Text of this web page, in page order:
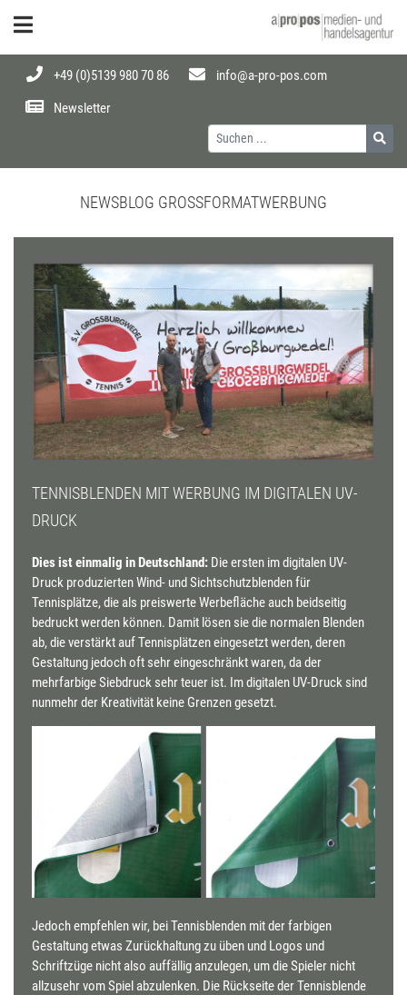
+49 (0)5139 980 70 86
info@a-pro-pos.com
Newsletter
NEWSBLOG GROSSFORMATWERBUNG
TENNISBLENDEN MIT WERBUNG IM DIGITALEN UV-
DRUCK
Dies ist einmalig in Deutschland: Die ersten im digitalen UV-
Druck produzierten Wind- und Sichtschutzblenden für
Tennisplätze, die als preiswerte Werbefläche auch beidseitig
bedruckt werden können. Damit lösen sie die normalen Blenden
ab, die verstärkt auf Tennisplätzen eingesetzt werden, deren
Gestaltung jedoch oft sehr eingeschränkt waren, da der
mehrfarbige Siebdruck sehr teuer ist. Im digitalen UV-Druck sind
nunmehr der Kreativität keine Grenzen gesetzt.
Jedoch empfehlen wir, bei Tennisblenden mit der farbigen
Gestaltung etwas Zurückhaltung zu üben und Logos und
Schriftzüge nicht also auffällig anzulegen, um die Spieler nicht
allzusehr vom Spiel abzulenken. Die Rückseite der Tennisblende